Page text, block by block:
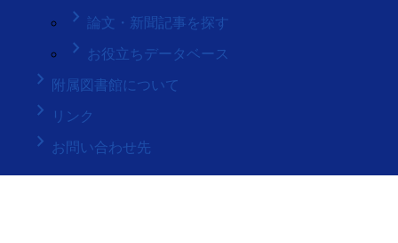
keyboard_arrow_right 論文・新聞記事を探す
keyboard_arrow_right お役立ちデータベース
keyboard_arrow_right 附属図書館について
keyboard_arrow_right リンク
keyboard_arrow_right お問い合わせ先